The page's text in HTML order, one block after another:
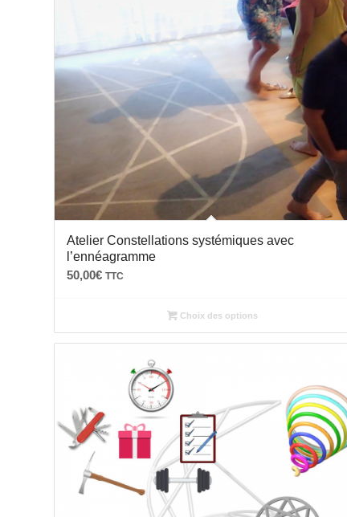
Atelier Constellations systémiques avec
l’ennéagramme
50,00€ TTC
Choix des options